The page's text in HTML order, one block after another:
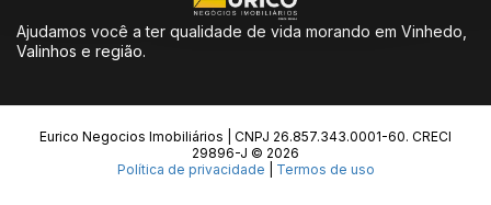
Ajudamos você a ter qualidade de vida morando em Vinhedo,
Valinhos e região.
Eurico Negocios Imobiliários | CNPJ 26.857.343.0001-60. CRECI
29896-J © 2026
Política de privacidade
Termos de uso